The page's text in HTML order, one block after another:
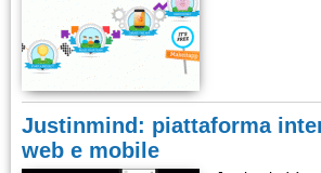
Justinmind: piattaforma
web e mobile